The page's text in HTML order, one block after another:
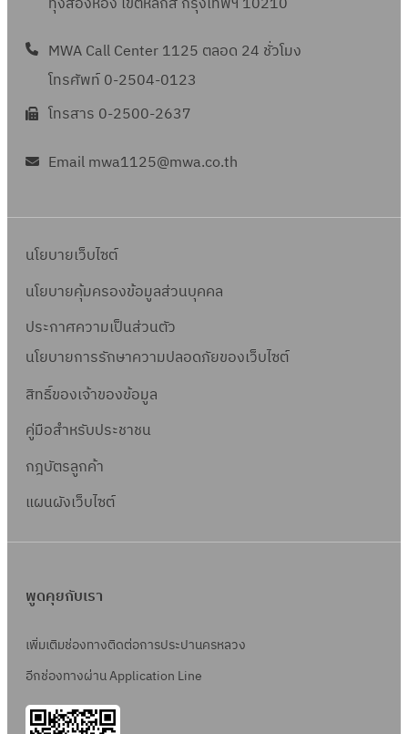
MWA Call Center 1125 ตลอด 24 ชั่วโมง
โทรศัพท์ 0-2504-0123
โทรสาร 0-2500-2637
Email mwa1125@mwa.co.th
นโยบายเว็บไซต์
นโยบายคุ้มครองข้อมูลส่วนบุคคล
ประกาศความเป็นส่วนตัว
นโยบายการรักษาความปลอดภัยของเว็บไซต์
สิทธิ์ของเจ้าของข้อมูล
คู่มือสำหรับประชาชน
กฎบัตรลูกค้า
แผนผังเว็บไซต์
พูดคุยกับเรา
เพิ่มเติมช่องทางติดต่อการประปานครหลวง
อีกช่องทางผ่าน Application Line